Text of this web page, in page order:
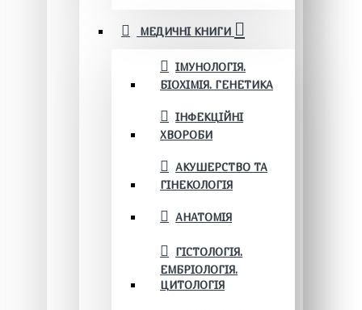
МЕДИЧНІ КНИГИ
ІМУНОЛОГІЯ.
БІОХІМІЯ. ГЕНЕТИКА
ІНФЕКЦІЙНІ
ХВОРОБИ
АКУШЕРСТВО ТА
ГІНЕКОЛОГІЯ
АНАТОМІЯ
ГІСТОЛОГІЯ.
ЕМБРІОЛОГІЯ.
ЦИТОЛОГІЯ